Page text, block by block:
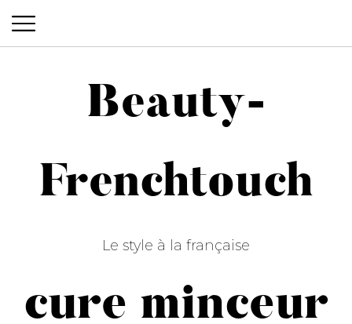
Beauty-Frenchtouch
Beauty-
Frenchtouch
Le style à la française
cure minceur